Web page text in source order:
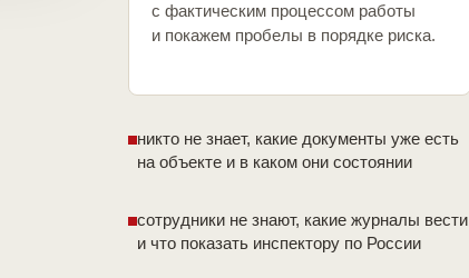
с фактическим процессом работы
и покажем пробелы в порядке риска.
никто не знает, какие документы уже есть
на объекте и в каком они состоянии
сотрудники не знают, какие журналы вести
и что показать инспектору по России